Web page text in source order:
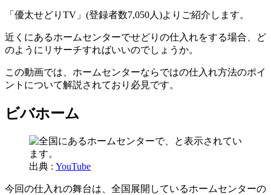
「優太せどりTV」(登録者数7,050人)よりご紹介します。
近くにあるホームセンターでせどりの仕入れをする場合、ど
のようにリサーチすればいいのでしょうか。
この動画では、ホームセンターならではの仕入れ方法のポイ
ントについて解説されており必見です。
ビバホーム
出典 : YouTube
今回の仕入れの舞台は、全国展開しているホームセンターの